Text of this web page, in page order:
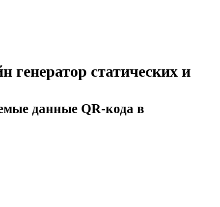
статических и
данные QR-кода в